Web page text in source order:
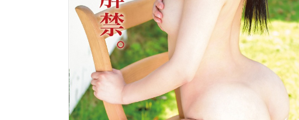
￥1,760(税込)
￥4,180(税込)
キューティーハート
合田柚奈 FULL HD